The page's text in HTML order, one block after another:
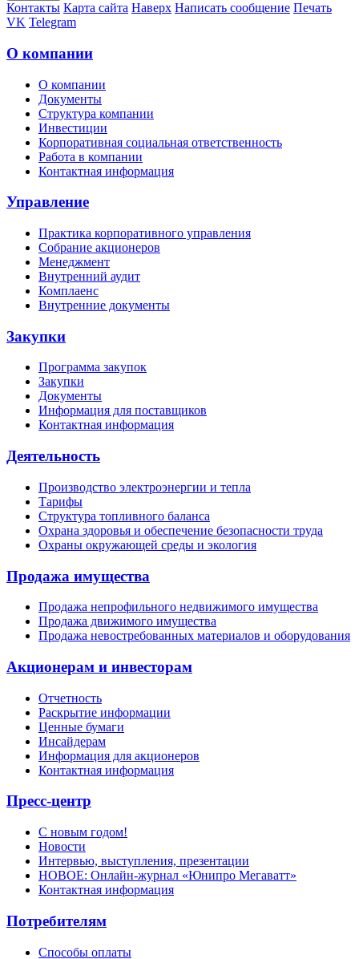
Контакты Карта сайта Наверх Написать сообщение Печать
VK Telegram
О компании
О компании
Документы
Структура компании
Инвестиции
Корпоративная социальная ответственность
Работа в компании
Контактная информация
Управление
Практика корпоративного управления
Собрание акционеров
Менеджмент
Внутренний аудит
Комплаенс
Внутренние документы
Закупки
Программа закупок
Закупки
Документы
Информация для поставщиков
Контактная информация
Деятельность
Производство электроэнергии и тепла
Тарифы
Структура топливного баланса
Охрана здоровья и обеспечение безопасности труда
Охраны окружающей среды и экология
Продажа имущества
Продажа непрофильного недвижимого имущества
Продажа движимого имущества
Продажа невостребованных материалов и оборудования
Акционерам и инвесторам
Отчетность
Раскрытие информации
Ценные бумаги
Инсайдерам
Информация для акционеров
Контактная информация
Пресс-центр
С новым годом!
Новости
Интервью, выступления, презентации
НОВОЕ: Онлайн-журнал «Юнипро Мегаватт»
Контактная информация
Потребителям
Способы оплаты